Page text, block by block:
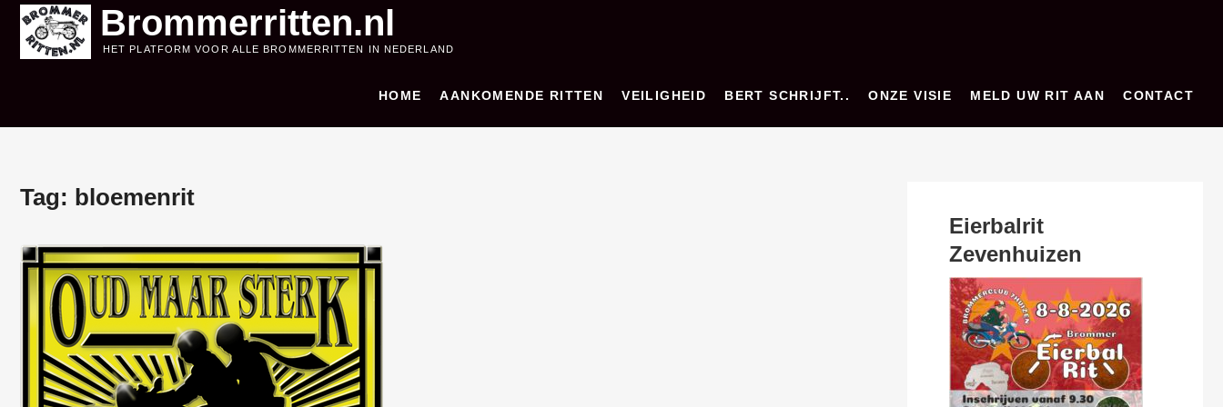
Skip
content
Brommerritten.nl
HET PLATFORM VOOR ALLE BROMMERRITTEN IN NEDERLAND
HOME AANKOMENDE RITTEN VEILIGHEID BERT SCHRIJFT.. ONZE VISIE MELD UW RIT AAN CONTACT
Tag: bloemenrit
Eierbalrit
Zevenhuizen